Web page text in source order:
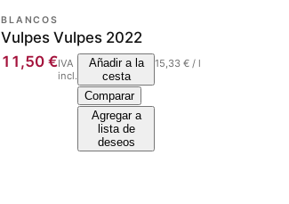
BLANCOS
Vulpes Vulpes 2022
11,50 €IVA
incl.
15,33€/ l
Añadir a la
cesta
Comparar
Agregar a
lista de
deseos